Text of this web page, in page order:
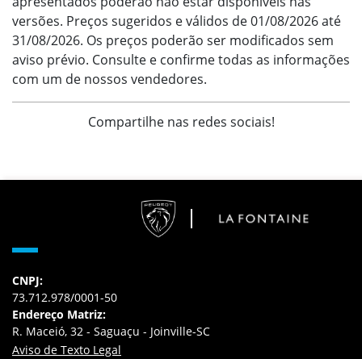
versões. Preços sugeridos e válidos de 01/08/2026 até
31/08/2026. Os preços poderão ser modificados sem
aviso prévio. Consulte e confirme todas as informações
com um de nossos vendedores.
Compartilhe nas redes sociais!
CNPJ:
73.712.978/0001-50
Endereço Matriz:
R. Maceió, 32 - Saguaçu - Joinville-SC
Aviso de Texto Legal